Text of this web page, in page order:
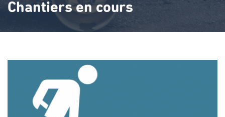
Chantiers en cours